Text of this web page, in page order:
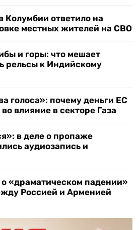
Колумбии ответило на
местных жителей на СВО
и горы: что мешает
рельсы к Индийскому
голоса»: почему деньги ЕС
влияние в секторе Газа
в деле о пропаже
аудиозапись и
«драматическом падении»
Россией и Арменией